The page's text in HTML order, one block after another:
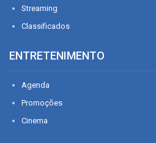
Streaming
Classificados
ENTRETENIMENTO
Agenda
Promoções
Cinema